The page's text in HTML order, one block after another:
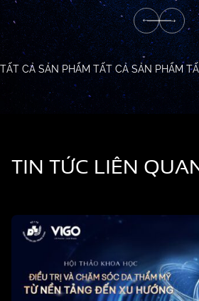
TẤT CẢ SẢN PHẨM TẤT CẢ SẢN PHẨM
TIN TỨC LIÊN